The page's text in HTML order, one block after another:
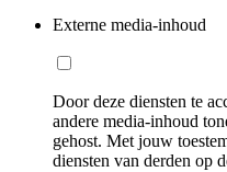
Externe media-inhoud
Door deze diensten te
andere media-inhoud
gehost. Met jouw
diensten van derden op